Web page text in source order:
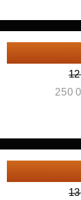
250